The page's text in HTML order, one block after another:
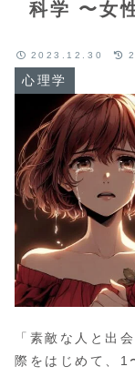
科学 〜女
心理学
2023.12.30
「素敵な人と出
際をはじめて、1